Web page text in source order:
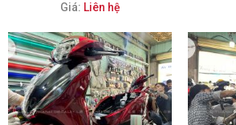
Giá: Liên hệ